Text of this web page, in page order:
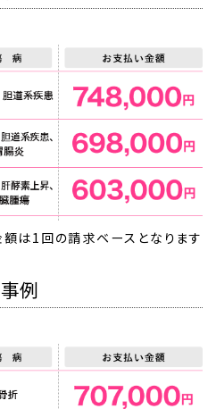
は1回の請求ベースとなります
例